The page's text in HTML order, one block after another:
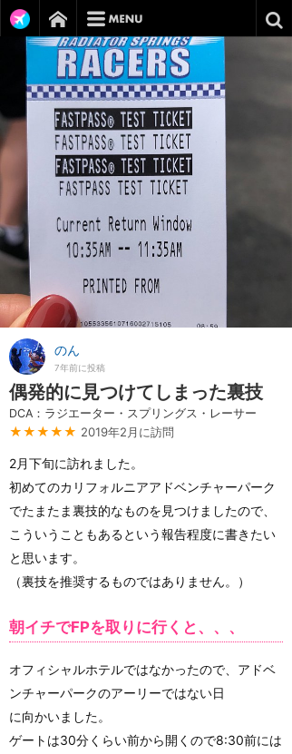
のん
7年前に投稿
偶発的に見つけてしまった裏技
DCA：ラジエーター・スプリングス・レーサー
★★★★★ 2019年2月に訪問
2月下旬に訪れました。
初めてのカリフォルニアアドベンチャーパーク
でたまたま裏技的なものを見つけましたので、
こういうこともあるという報告程度に書きたい
と思います。
（裏技を推奨するものではありません。）
朝イチでFPを取りに行くと、、、
オフィシャルホテルではなかったので、アドベ
ンチャーパークのアーリーではない日
に向かいました。
ゲートは30分くらい前から開くので8:30前には